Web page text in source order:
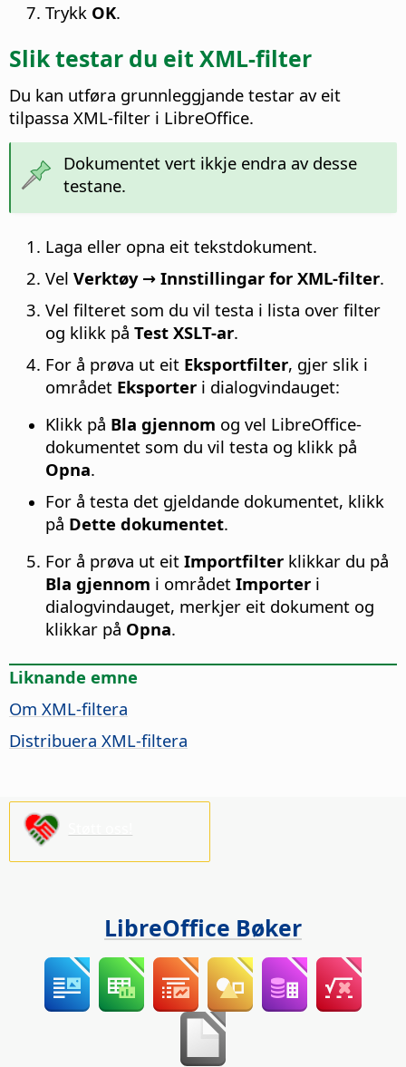
Trykk OK.
Slik testar du eit XML-filter
Du kan utføra grunnleggjande testar av eit
tilpassa XML-filter i LibreOffice.
Dokumentet vert ikkje endra av desse
testane.
Laga eller opna eit tekstdokument.
Vel Verktøy → Innstillingar for XML-filter.
Vel filteret som du vil testa i lista over filter
og klikk på Test XSLT-ar.
For å prøva ut eit Eksportfilter, gjer slik i
området Eksporter i dialogvindauget:
Klikk på Bla gjennom og vel LibreOffice-
dokumentet som du vil testa og klikk på
Opna.
For å testa det gjeldande dokumentet, klikk
på Dette dokumentet.
For å prøva ut eit Importfilter klikkar du på
Bla gjennom i området Importer i
dialogvindauget, merkjer eit dokument og
klikkar på Opna.
Liknande emne
Om XML-filtera
Distribuera XML-filtera
LibreOffice Bøker